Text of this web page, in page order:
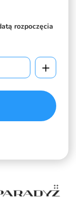
rozpoczęcia
+